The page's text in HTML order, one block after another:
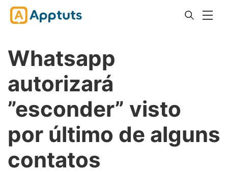
Whatsapp
autorizará
”esconder” visto
por último de alguns
contatos